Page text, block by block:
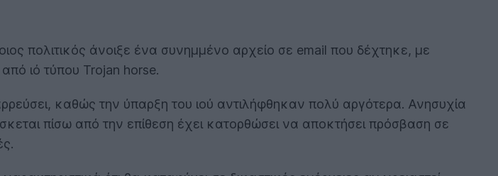
πολιτικός άνοιξε ένα συνημμένο αρχείο σε email που δέχτηκε, με
ιό τύπου Trojan horse.
καθώς την ύπαρξη του ιού αντιλήφθηκαν πολύ αργότερα. Ανησυχία
πίσω από την επίθεση έχει κατορθώσει να αποκτήσει πρόσβαση σε